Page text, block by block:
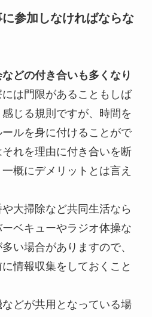
参加しなければならな
どの付き合いも多くなり
には門限があることもしば
じる規則ですが、時間を
ルを身に付けることがで
れを理由に付き合いを断
概にデメリットとは言え
大掃除など共同生活なら
ベキューやラジオ体操な
い場合がありますので、
情報収集をしておくこと
どが共用となっている場